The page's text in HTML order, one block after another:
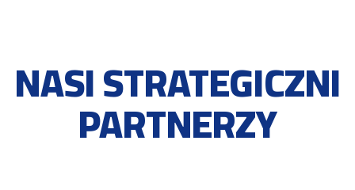
NASI STRATEGICZNI
PARTNERZY